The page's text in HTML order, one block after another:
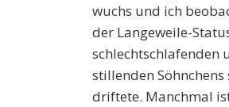
wuchs und ich
der Langeweile-
schlechtschlafenden
stillenden
driftete. Manchmal